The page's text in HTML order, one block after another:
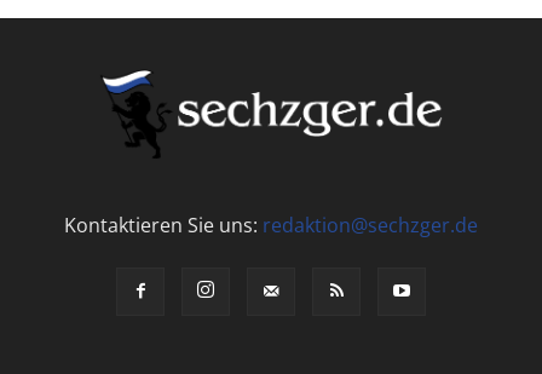
Kontaktieren Sie uns: redaktion@sechzger.de